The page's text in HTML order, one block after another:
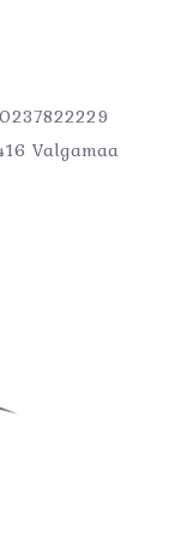
Valgamaa